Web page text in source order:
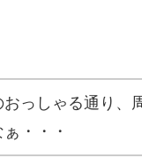
っしゃる通り、
・・・